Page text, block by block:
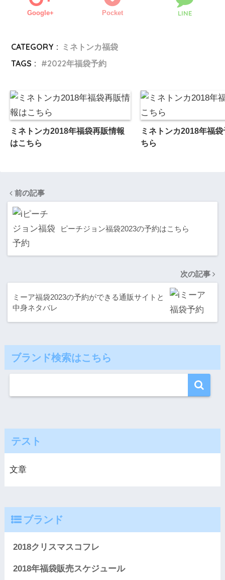
Google+ Pocket LINE
CATEGORY : ミネトンカ福袋
TAGS :
2022年福袋予約
ミネトンカ2018年福袋再販情報
はこちら
ミネトンカ2018年福
ちら
前の記事
ピーチジョン福袋2023の予約はこちら
次の記事
ミーア福袋2023の予約ができる通販サイトと
中身ネタバレ
ブランド検索はこちら
テスト
文章
ブランド
2018クリスマスコフレ
2018年福袋販売スケジュール